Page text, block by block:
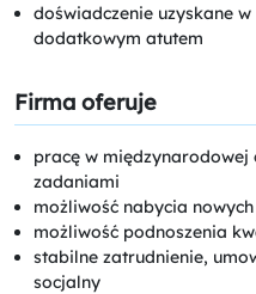
doświadczenie uzyskane
dodatkowym atutem
Firma oferuje
pracę w
zadaniami
możliwość nabycia
możliwość podnoszenia
stabilne zatrudnienie,
socjalny